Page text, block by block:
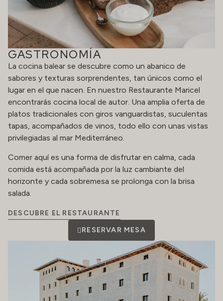
GASTRONOMÍA
La cocina balear se descubre como un abanico de
sabores y texturas sorprendentes, tan únicos como el
lugar en el que nacen. En nuestro Restaurante Maricel
encontrarás cocina local de autor. Una amplia oferta de
platos tradicionales con giros vanguardistas, suculentas
tapas, acompañados de vinos, todo ello con unas vistas
privilegiadas al mar Mediterráneo.
Comer aquí es una forma de disfrutar en calma, cada
comida está acompañada por la luz cambiante del
horizonte y cada sobremesa se prolonga con la brisa
salada.
DESCUBRE EL RESTAURANTE
RESERVAR MESA